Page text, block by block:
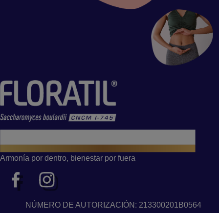
Armonía por dentro, bienestar por fuera
NÚMERO DE AUTORIZACIÓN: 213300201B0564